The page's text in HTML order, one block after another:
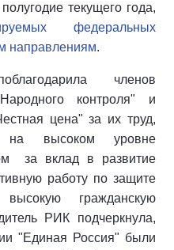
текущего года,
федеральных
направлениям.
членов
контроля" и
цена" за их труд,
высоком уровне
за вклад в развитие
работу по защите
гражданскую
РИК подчеркнула,
"Единая Россия" были